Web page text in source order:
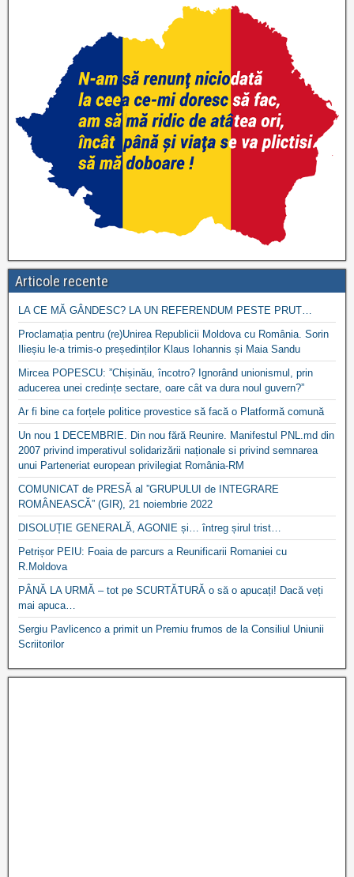
Articole recente
LA CE MĂ GÂNDESC? LA UN REFERENDUM PESTE PRUT…
Proclamația pentru (re)Unirea Republicii Moldova cu România. Sorin
Ilieșiu le-a trimis-o președinților Klaus Iohannis și Maia Sandu
Mircea POPESCU: ”Chișinău, încotro? Ignorând unionismul, prin
aducerea unei credințe sectare, oare cât va dura noul guvern?”
Ar fi bine ca forțele politice provestice să facă o Platformă comună
Un nou 1 DECEMBRIE. Din nou fără Reunire. Manifestul PNL.md din
2007 privind imperativul solidarizării naționale si privind semnarea
unui Parteneriat european privilegiat România-RM
COMUNICAT de PRESĂ al ”GRUPULUI de INTEGRARE
ROMÂNEASCĂ” (GIR), 21 noiembrie 2022
DISOLUȚIE GENERALĂ, AGONIE și… întreg șirul trist…
Petrișor PEIU: Foaia de parcurs a Reunificarii Romaniei cu
R.Moldova
PÂNĂ LA URMĂ – tot pe SCURTĂTURĂ o să o apucați! Dacă veți
mai apuca…
Sergiu Pavlicenco a primit un Premiu frumos de la Consiliul Uniunii
Scriitorilor